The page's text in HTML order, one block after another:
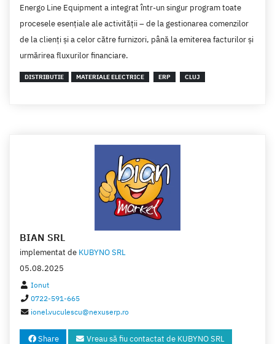
Energo Line Equipment a integrat într-un singur program toate
procesele esențiale ale activității – de la gestionarea comenzilor
de la clienți și a celor către furnizori, până la emiterea facturilor și
urmărirea fluxurilor financiare.
DISTRIBUTIE MATERIALE ELECTRICE ERP CLUJ
BIAN SRL
implementat de KUBYNO SRL
05.08.2025
Ionut
0722-591-665
ionel.vuculescu@nexuserp.ro
Share Vreau să fiu contactat de KUBYNO SRL